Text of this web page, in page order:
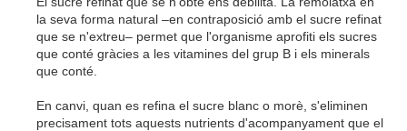
la seva forma natural –en contraposició amb el sucre refinat
que se n'extreu– permet que l'organisme aprofiti els sucres
que conté gràcies a les vitamines del grup B i els minerals
que conté.
En canvi, quan es refina el sucre blanc o morè, s'eliminen
precisament tots aquests nutrients d'acompanyament que el